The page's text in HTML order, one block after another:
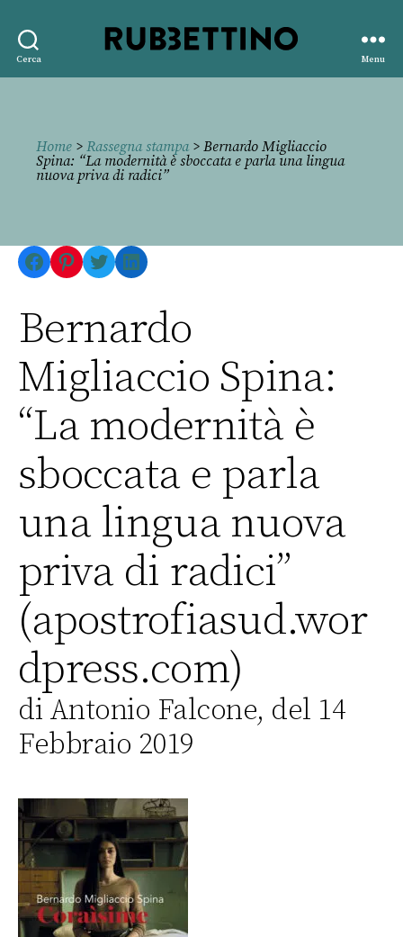
Cerca
editore
Menu
Home > Rassegna stampa> Bernardo Migliaccio
Spina: “La modernità è sboccata e parla una lingua
nuova priva di radici”
Facebook
Pinterest
TwitterLinkedIn
Bernardo
Migliaccio Spina:
“La modernità è
sboccata e parla
una lingua nuova
priva di radici”
(apostrofiasud.wor
dpress.com)
di Antonio Falcone, del 14
Febbraio 2019